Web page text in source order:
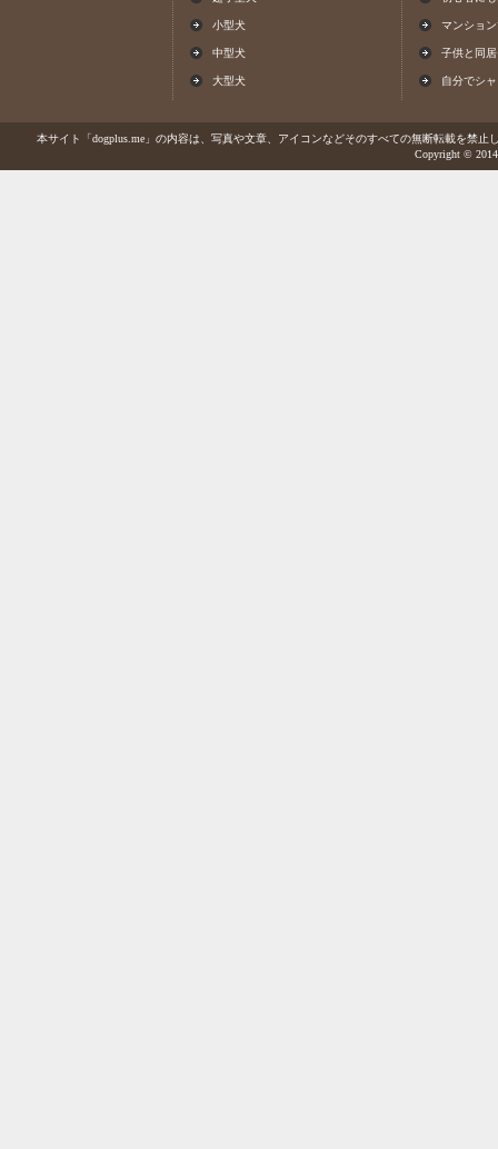
小型犬
中型犬
大型犬
マンショ
子供と同
自分でシ
本サイト「dogplus.me」の内容は、写真や文章、アイコンなどそのすべての無断転載を禁
Copyright ©